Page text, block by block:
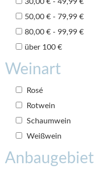
50,00 € - 79,99 €
80,00 € - 99,99 €
über 100 €
Weinart
Rosé
Rotwein
Schaumwein
Weißwein
Anbaugebiet